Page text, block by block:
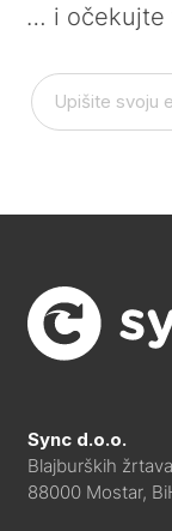
… i očekujte
Sync d.o.o.
Blajburških
88000 Mostar,